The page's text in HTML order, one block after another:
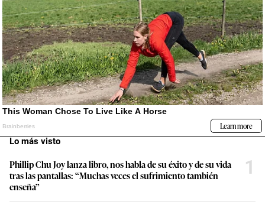
Lo más visto
Phillip Chu Joy lanza libro, nos habla de su éxito y de su vida
tras las pantallas: “Muchas veces el sufrimiento también
enseña”
1